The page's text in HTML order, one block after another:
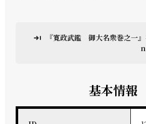
『寛政武鑑 御大名衆巻之一
基本情報